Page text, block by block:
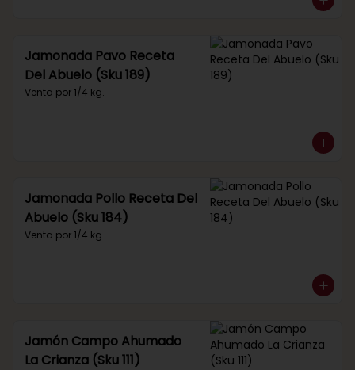
Jamonada Pavo Receta
Del Abuelo (Sku 189)
Venta por 1/4 kg.
Jamonada Pollo Receta Del
Abuelo (Sku 184)
Venta por 1/4 kg.
Jamón Campo Ahumado
La Crianza (Sku 111)